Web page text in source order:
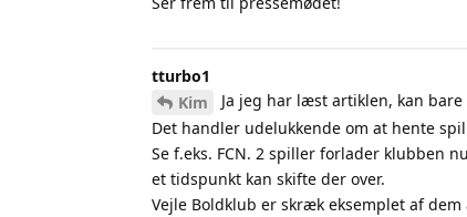
tturbo1
Kim
Ja jeg har læst artiklen, kan
Det handler udelukkende om at hente
Se f.eks. FCN. 2 spiller forlader klubben
et tidspunkt kan skifte der over.
Vejle Boldklub er skræk eksemplet af